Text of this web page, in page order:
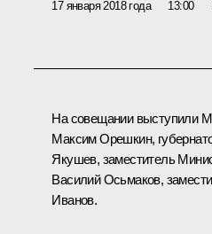
17 января 2018 года 13:00
На совещании выступили
Максим Орешкин,
Якушев, заместитель
Василий Осьмаков,
Иванов.